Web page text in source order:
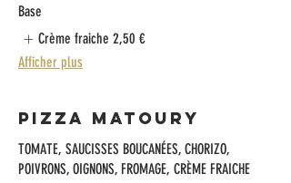
Base
Crème fraiche 2,50 €
Afficher plus
Pizza Matoury
TOMATE, SAUCISSES BOUCANÉES, CHORIZO,
POIVRONS, OIGNONS, FROMAGE, CRÈME FRAICHE